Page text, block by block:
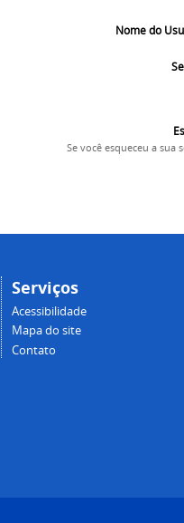
Nome do
Se você esqueceu a sua
Serviços
Acessibilidade
Mapa do site
Contato